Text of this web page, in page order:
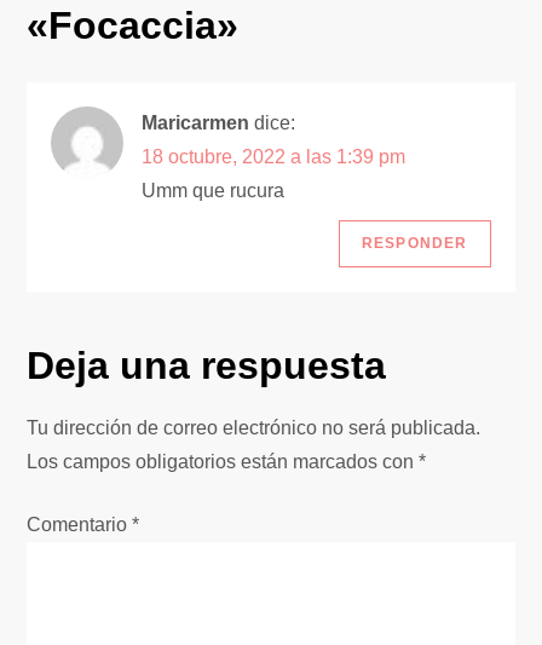
g
c
d
e
n
«Focaccia»
Maricarmen dice:
18 octubre, 2022 a las 1:39 pm
Umm que rucura
RESPONDER
Deja una respuesta
Tu dirección de correo electrónico no será publicada.
Los campos obligatorios están marcados con*
Comentario*